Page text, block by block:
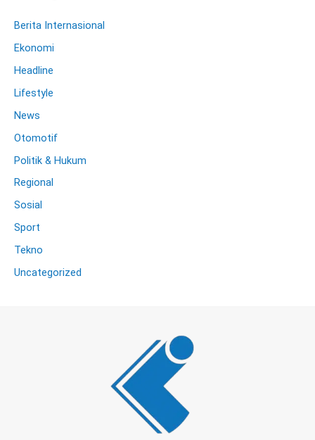
Berita Internasional
Ekonomi
Headline
Lifestyle
News
Otomotif
Politik & Hukum
Regional
Sosial
Sport
Tekno
Uncategorized